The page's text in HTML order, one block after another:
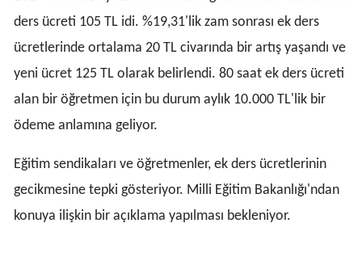
ders ücreti 105 TL idi. %19,31'lik zam sonrası ek ders
ücretlerinde ortalama 20 TL civarında bir artış yaşandı ve
yeni ücret 125 TL olarak belirlendi. 80 saat ek ders ücreti
alan bir öğretmen için bu durum aylık 10.000 TL'lik bir
ödeme anlamına geliyor.
Eğitim sendikaları ve öğretmenler, ek ders ücretlerinin
gecikmesine tepki gösteriyor. Milli Eğitim Bakanlığı'ndan
konuya ilişkin bir açıklama yapılması bekleniyor.